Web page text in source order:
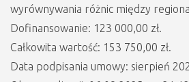
wyrównywania różnic między
Dofinansowanie: 123 000,00 zł.
Całkowita wartość: 153 750,00 zł.
Data podpisania umowy: sierpień